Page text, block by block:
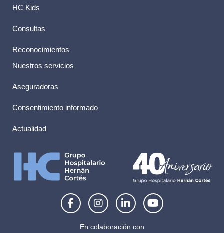
HC Kids
Consultas
Reconocimientos
Nuestros servicios
Aseguradoras
Consentimiento informado
Actualidad
F
a
I
n
t
L
i
k
Y
o
En colaboración con